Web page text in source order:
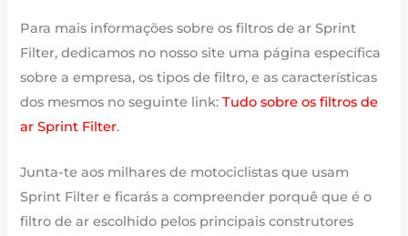
Para mais informações sobre os filtros de ar Sprint
Filter, dedicamos no nosso site uma página específica
sobre a empresa, os tipos de filtro, e as características
dos mesmos no seguinte link:Tudo sobre os filtros de
ar Sprint Filter.
Junta-te aos milhares de motociclistas que usam
Sprint Filter e ficarás a compreender porquê que é o
filtro de ar escolhido pelos principais construtores